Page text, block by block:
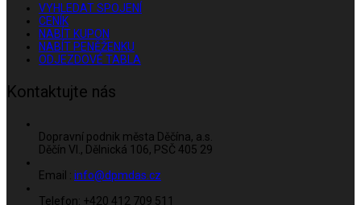
VYHLEDAT SPOJENÍ
CENÍK
NABÍT KUPON
NABÍT PENĚŽENKU
ODJEZDOVÉ TABLA
Kontaktujte nás
Dopravní podnik města Děčína, a.s.
Děčín VI., Dělnická 106, PSČ 405 29
Email : info@dpmdas.cz
Telefon: +420 412 709 511